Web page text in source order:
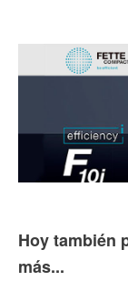
Hoy también
más...